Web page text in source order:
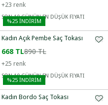
+23 renk
SON 10 GÜNÜN EN DÜŞÜK FİYATI
%25İNDİRİM
Kadın Açık Pembe Saç Tokası
668 TL890 TL
+25 renk
SON 10 GÜNÜN EN DÜŞÜK FİYATI
%25İNDİRİM
Kadın Bordo Saç Tokası